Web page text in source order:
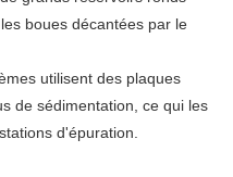
boues décantées par le
utilisent des plaques
de sédimentation, ce qui les
d'épuration.